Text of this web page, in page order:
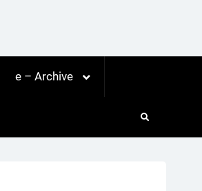
e – Archive